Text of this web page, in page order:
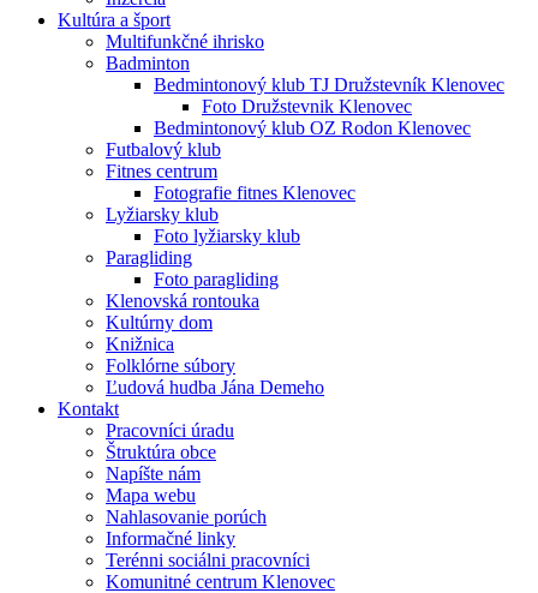
Kultúra a šport
Multifunkčné ihrisko
Badminton
Bedmintonový klub TJ Družstevník Klenovec
Foto Družstevnik Klenovec
Bedmintonový klub OZ Rodon Klenovec
Futbalový klub
Fitnes centrum
Fotografie fitnes Klenovec
Lyžiarsky klub
Foto lyžiarsky klub
Paragliding
Foto paragliding
Klenovská rontouka
Kultúrny dom
Knižnica
Folklórne súbory
Ľudová hudba Jána Demeho
Kontakt
Pracovníci úradu
Štruktúra obce
Napíšte nám
Mapa webu
Nahlasovanie porúch
Informačné linky
Terénni sociálni pracovníci
Komunitné centrum Klenovec